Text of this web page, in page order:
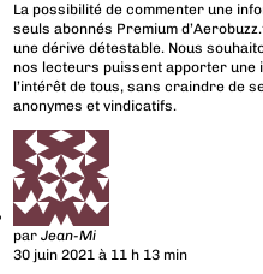
La possibilité de commenter une
seuls abonnés Premium
une dérive détestable. Nous
nos lecteurs puissent apporter une
l’intérêt de tous, sans craindre de
anonymes et vindicatifs.
parJean-Mi
30 juin 2021 à 11 h 13 min